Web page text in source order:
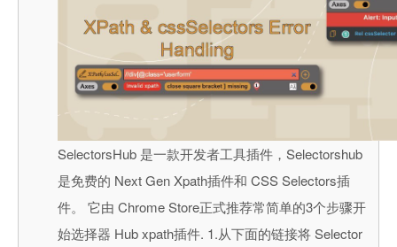
SelectorsHub 是一款开发者工具插件，Selectorshub
是免费的 Next Gen Xpath插件和 CSS Selectors插
件。 它由 Chrome Store正式推荐常简单的3个步骤开
始选择器 Hub xpath插件. 1.从下面的链接将 Selector